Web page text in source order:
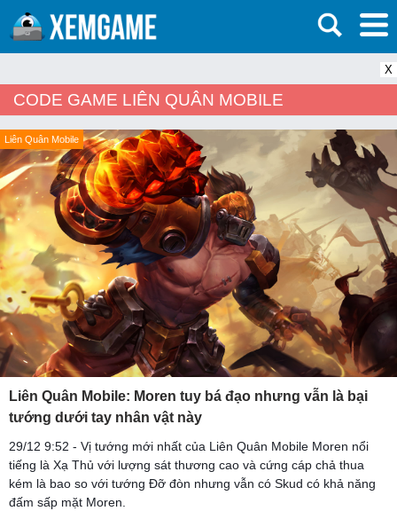
X
CODE GAME LIÊN QUÂN MOBILE
Liên Quân Mobile
Liên Quân Mobile: Moren tuy bá đạo nhưng vẫn là bại
tướng dưới tay nhân vật này
29/12 9:52 - Vị tướng mới nhất của Liên Quân Mobile Moren nổi
tiếng là Xạ Thủ với lượng sát thương cao và cứng cáp chả thua
kém là bao so với tướng Đỡ đòn nhưng vẫn có Skud có khả năng
đấm sấp mặt Moren.